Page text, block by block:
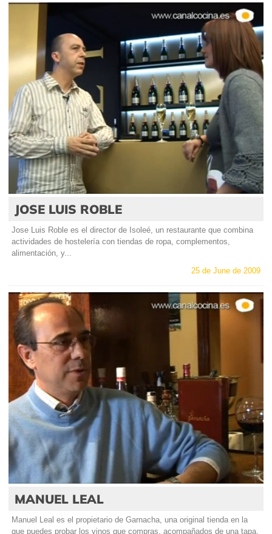
JOSE LUIS ROBLE
Jose Luis Roble es el director de Isoleé, un restaurante que combina
actividades de hostelería con tiendas de ropa, complementos,
alimentación, y...
25 de June de 2009
MANUEL LEAL
Manuel Leal es el propietario de Garnacha, una original tienda en la
que puedes probar los vinos que compras, acompañados de una tapa.